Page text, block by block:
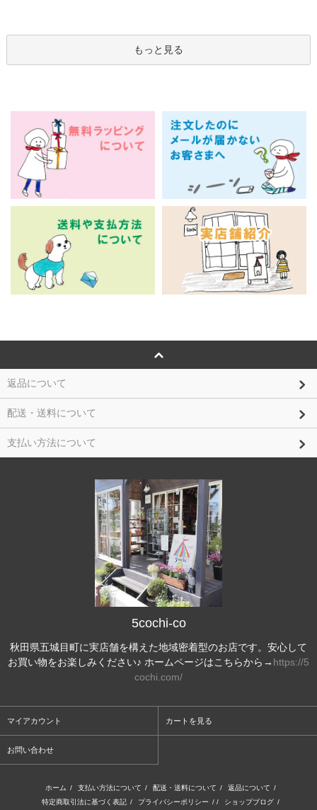
もっと見る
返品について
配送・送料について
支払い方法について
5cochi-co
秋田県五城目町に実店舗を構えた地域密着型のお店です。安心して
お買い物をお楽しみください♪ ホームページはこちらから→ https://5
cochi.com/
マイアカウント カートを見る
お問い合わせ
ホーム / 支払い方法について / 配送・送料について / 返品について /
特定商取引法に基づく表記 / プライバシーポリシー / / ショップブログ /